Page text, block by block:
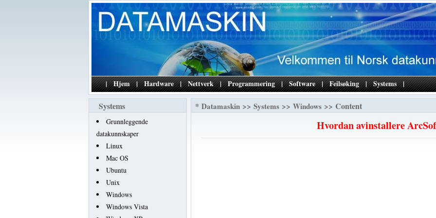
| Hjem | Hardware | Nettverk | Programmering | Software | Feilsøking | Systems |
Systems
Grunnleggende
datakunnskaper
Linux
Mac OS
Ubuntu
Unix
Windows
Windows Vista
* Datamaskin >> Systems >> Windows >> Content
Hvordan avinstallere